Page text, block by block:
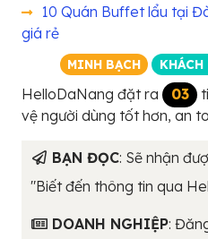
10 Quán Buffet lẩu tại
giá rẻ
MINH BẠCH KHÁCH
HelloDaNang đặt ra 03
vệ người dùng tốt hơn, an
BẠN ĐỌC: Sẽ nhận
"Biết đến thông tin qua
DOANH NGHIỆP: